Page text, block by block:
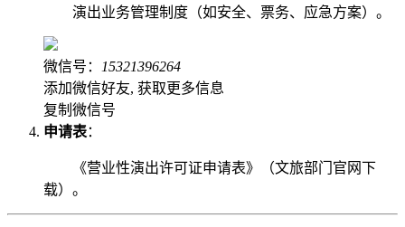
演出业务管理制度（如安全、票务、应急方案）。
微信号：
15321396264
添加微信好友, 获取更多信息
复制微信号
申请表：
《营业性演出许可证申请表》（文旅部门官网下
载）。